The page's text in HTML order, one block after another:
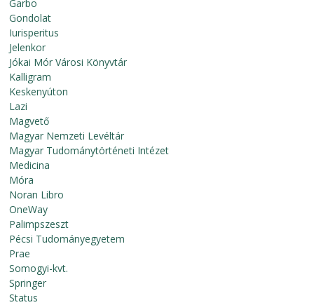
Garbo
Gondolat
Iurisperitus
Jelenkor
Jókai Mór Városi Könyvtár
Kalligram
Keskenyúton
Lazi
Magvető
Magyar Nemzeti Levéltár
Magyar Tudománytörténeti Intézet
Medicina
Móra
Noran Libro
OneWay
Palimpszeszt
Pécsi Tudományegyetem
Prae
Somogyi-kvt.
Springer
Status